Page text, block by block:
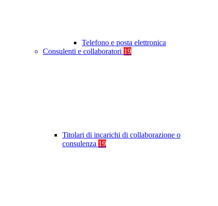
Telefono e posta elettronica
Consulenti e collaboratori 19
Titolari di incarichi di collaborazione o
consulenza 19